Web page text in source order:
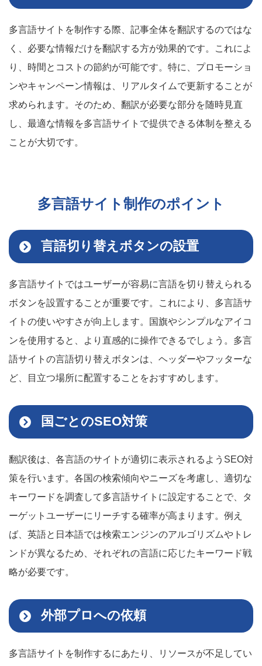
多言語サイトを制作する際、記事全体を翻訳するのではな
く、必要な情報だけを翻訳する方が効果的です。これによ
り、時間とコストの節約が可能です。特に、プロモーショ
ンやキャンペーン情報は、リアルタイムで更新することが
求められます。そのため、翻訳が必要な部分を随時見直
し、最適な情報を多言語サイトで提供できる体制を整える
ことが大切です。
多言語サイト制作のポイント
言語切り替えボタンの設置
多言語サイトではユーザーが容易に言語を切り替えられる
ボタンを設置することが重要です。これにより、多言語サ
イトの使いやすさが向上します。国旗やシンプルなアイコ
ンを使用すると、より直感的に操作できるでしょう。多言
語サイトの言語切り替えボタンは、ヘッダーやフッターな
ど、目立つ場所に配置することをおすすめします。
国ごとのSEO対策
翻訳後は、各言語のサイトが適切に表示されるようSEO対
策を行います。各国の検索傾向やニーズを考慮し、適切な
キーワードを調査して多言語サイトに設定することで、タ
ーゲットユーザーにリーチする確率が高まります。例え
ば、英語と日本語では検索エンジンのアルゴリズムやトレ
ンドが異なるため、それぞれの言語に応じたキーワード戦
略が必要です。
外部プロへの依頼
多言語サイトを制作するにあたり、リソースが不足してい